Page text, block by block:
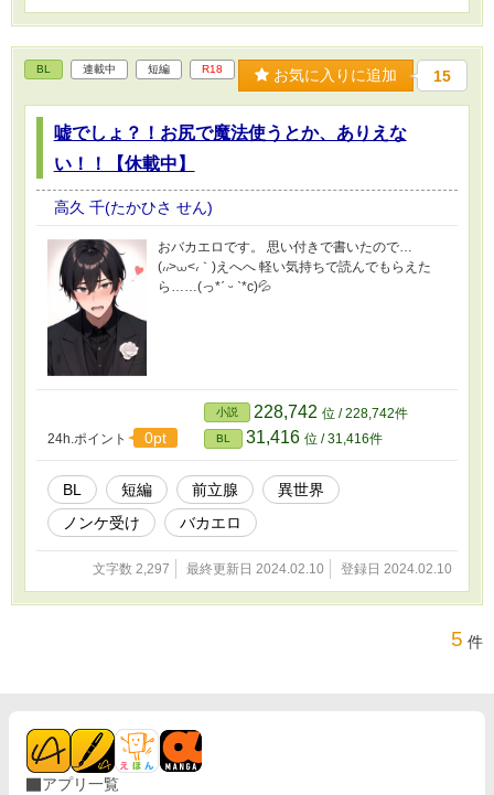
BL 連載中 短編 R18 お気に入りに追加 15
嘘でしょ？！お尻で魔法使うとか、ありえな
い！！【休載中】
高久 千(たかひさ せん)
おバカエロです。 思い付きで書いたので…
(៸៸>⩊<៸｀)えへへ 軽い気持ちで読んでもらえた
ら…​…​(っ*ˊ ᵕ ˋ*c)💦
24h.ポイント 0pt
小説 228,742 位 / 228,742件
BL 31,416 位 / 31,416件
BL 短編 前立腺
異世界
ノンケ受け
バカエロ
文字数 2,297 最終更新日 2024.02.10 登録日 2024.02.10
5 件
アプリ一覧